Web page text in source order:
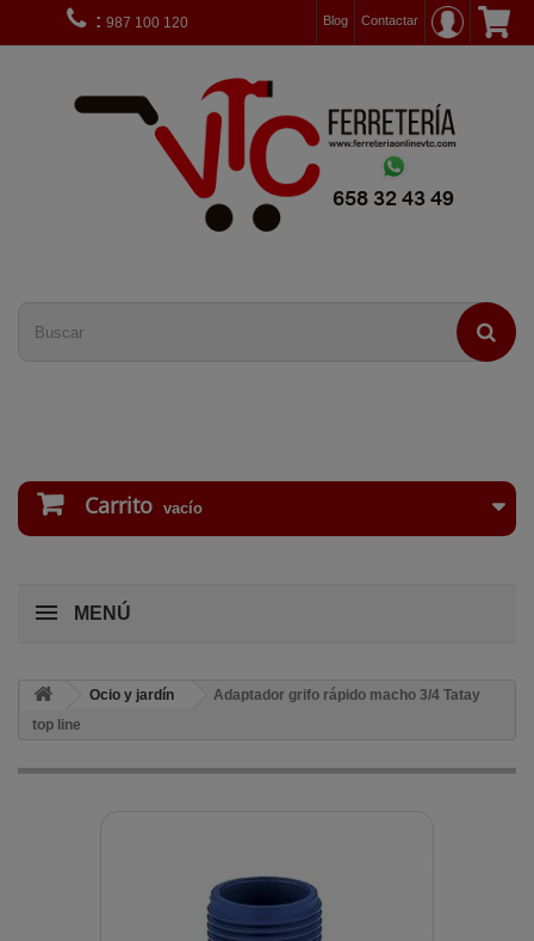
Contactar
: 987 100 120 Blog
Carrito vacío
MENÚ
Ocio y jardín
Adaptador grifo rápido macho 3/4 Tatay
top line